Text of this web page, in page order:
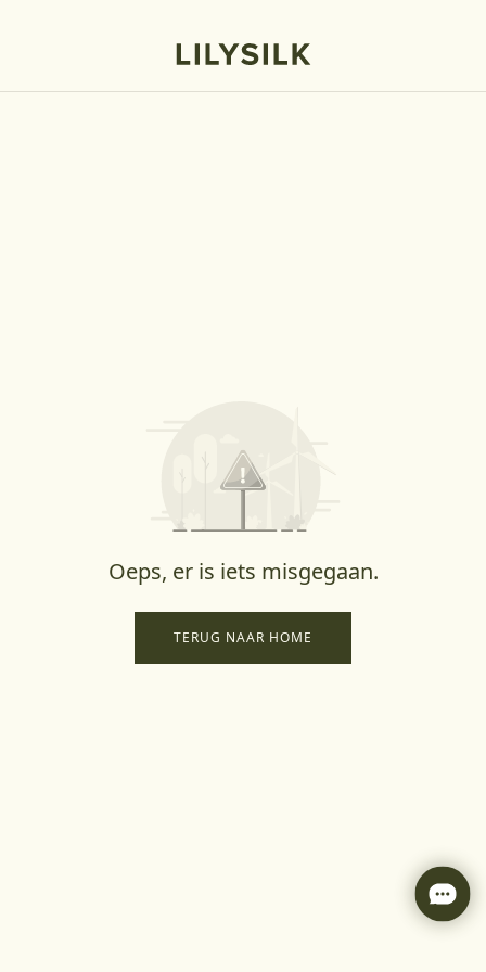
Oeps, er is iets misgegaan.
TERUG NAAR HOME